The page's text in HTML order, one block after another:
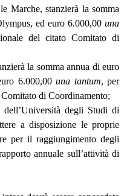
Marche, stanzierà la somma
ed euro 6.000,00 una
del citato Comitato di
la somma annua di euro
6.000,00 una tantum, per
di Coordinamento;
degli Studi di
a disposizione le proprie
per il raggiungimento degli
annuale sull’attività di